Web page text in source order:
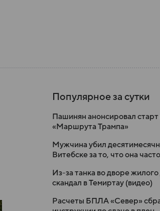
Популярное за сутки
Пашинян анонсировал
«Маршрута Трампа»
Мужчина убил
Витебске за то, что она
Из-за танка во дворе
скандал в Темиртау (видео)
Расчеты БПЛА «Север»